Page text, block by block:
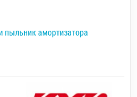
пыльник амортизатора